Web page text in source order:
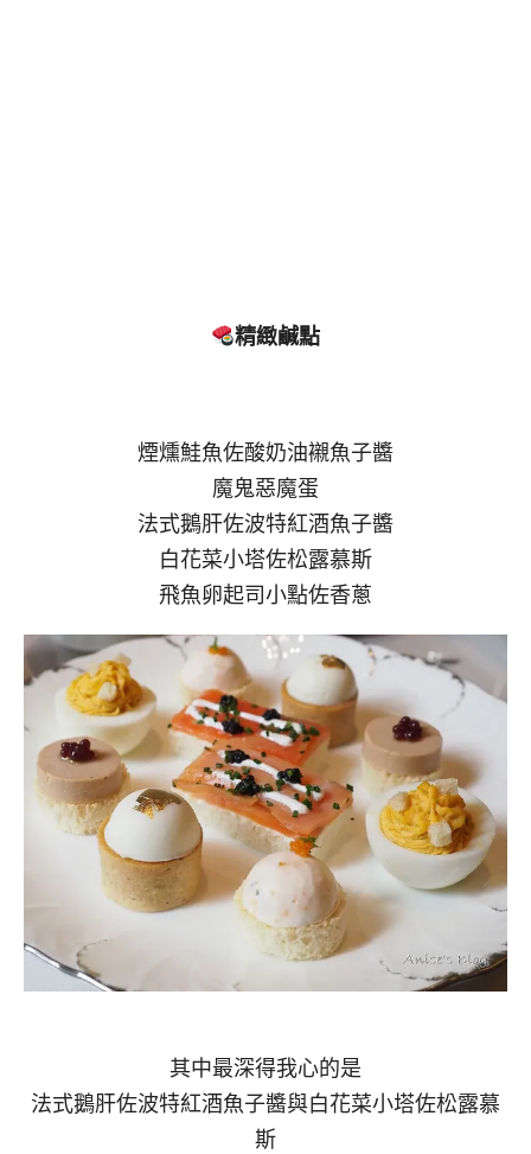
精緻鹹點
煙燻鮭魚佐酸奶油襯魚子醬
魔鬼惡魔蛋
法式鵝肝佐波特紅酒魚子醬
白花菜小塔佐松露慕斯
飛魚卵起司小點佐香蔥
其中最深得我心的是
法式鵝肝佐波特紅酒魚子醬與白花菜小塔佐松露慕
斯